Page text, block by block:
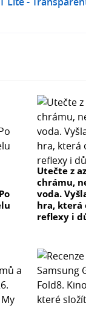
Utečte z
chrámu,
voda.
hra, která
reflexy i